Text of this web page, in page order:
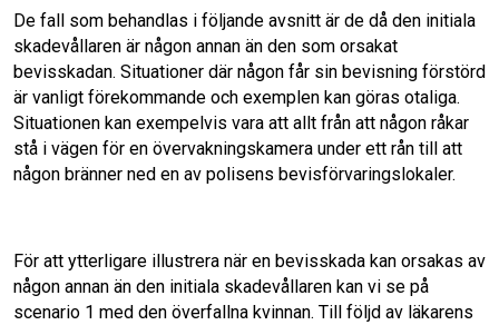
De fall som behandlas i följande avsnitt är de då den initiala
skadevållaren är någon annan än den som orsakat
bevisskadan. Situationer där någon får sin bevisning förstörd
är vanligt förekommande och exemplen kan göras otaliga.
Situationen kan exempelvis vara att allt från att någon råkar
stå i vägen för en övervakningskamera under ett rån till att
någon bränner ned en av polisens bevisförvaringslokaler.
För att ytterligare illustrera när en bevisskada kan orsakas av
någon annan än den initiala skadevållaren kan vi se på
scenario 1 med den överfallna kvinnan. Till följd av läkarens